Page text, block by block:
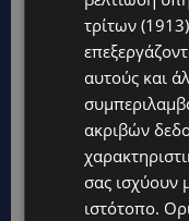
τρίτων (1913)
αυτούς και
ακριβών
σας ισχύουν
ιστότοπο.